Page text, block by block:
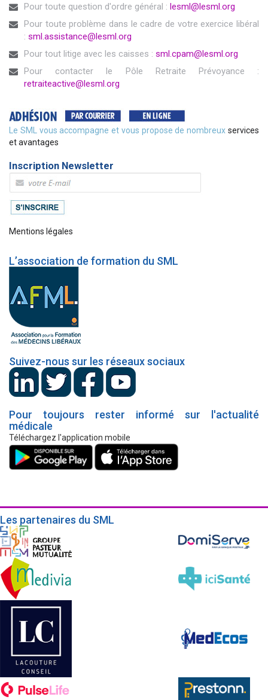
Pour toute question d'ordre général : lesml@lesml.org
Pour toute problème dans le cadre de votre exercice libéral
: sml.assistance@lesml.org
Pour tout litige avec les caisses : sml.cpam@lesml.org
Pour contacter le Pôle Retraite Prévoyance :
retraiteactive@lesml.org
Le SML vous accompagne et vous propose de nombreux services
et avantages
Inscription Newsletter
Mentions légales
L’association de formation du SML
Suivez-nous sur les réseaux sociaux
Pour toujours rester informé sur l'actualité
médicale
Téléchargez l'application mobile
Les partenaires du SML